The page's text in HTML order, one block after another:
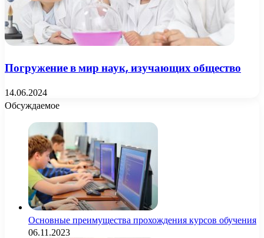
Погружение в мир наук, изучающих общество
14.06.2024
Обсуждаемое
Основные преимущества прохождения курсов обучения
06.11.2023